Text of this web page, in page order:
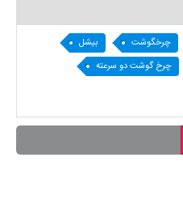
چرخگوشت
بیشل
چرخ گوشت دو سرعته